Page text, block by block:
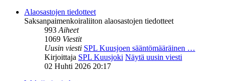
Alaosastojen tiedotteet
Saksanpaimenkoiraliiton alaosastojen tiedotteet
993Aiheet
1069 Viestit
Uusin viesti SPL Kuusjoen sääntömääräinen …
Kirjoittaja SPL Kuusjoki Näytä uusin viesti
02 Huhti 2026 20:17